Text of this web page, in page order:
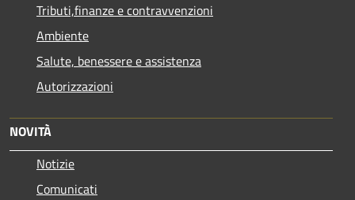
Tributi,finanze e contravvenzioni
Ambiente
Salute, benessere e assistenza
Autorizzazioni
NOVITÀ
Notizie
Comunicati